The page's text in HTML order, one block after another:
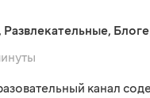
Развлекательные,
канал